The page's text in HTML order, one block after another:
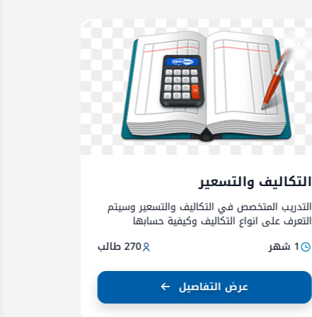
التكاليف والتسعير
التدريب المتخصص في التكاليف والتسعير وسيتم
التعرف على انواع التكاليف وكيفية حسابها
1 شهر 270 طالب
عرض التفاصيل